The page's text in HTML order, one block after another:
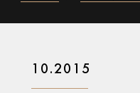
10.2015